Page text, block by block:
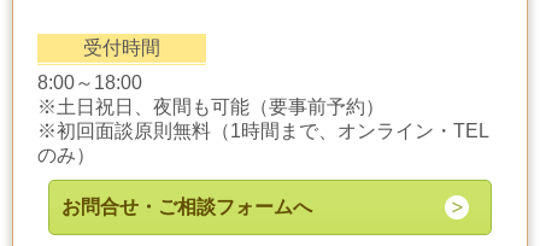
受付時間
8:00～18:00
※土日祝日、夜間も可能（要事前予約）
※初回面談原則無料（1時間まで、オンライン・TEL
のみ）
お問合せ・ご相談フォームへ